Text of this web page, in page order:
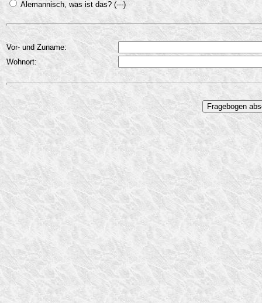
Alemannisch, was ist das? (---)
Vor- und Zuname:
Wohnort: